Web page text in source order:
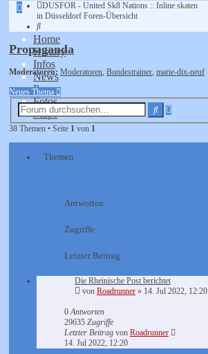
Erweiterte
Suche
Home
History
Infos
News
Presse
Fotos
Maps
DUSFOR - United Sk8 Nations :: Inline skaten
in Düsseldorf Foren-Übersicht
Suche
Propaganda
Moderatoren: Moderatoren, Bundestrainer, marie-dix-neuf
Neues Thema
SucheErweiterte
Suche
38 Themen • Seite 1 von 1
Themen
Antworten
Zugriffe
Letzter Beitrag
Die Rheinische Post berichtet
von Roadrunner » 14. Jul 2022, 12:20
0Antworten
29635 Zugriffe
Letzter Beitrag von Roadrunner
14. Jul 2022, 12:20